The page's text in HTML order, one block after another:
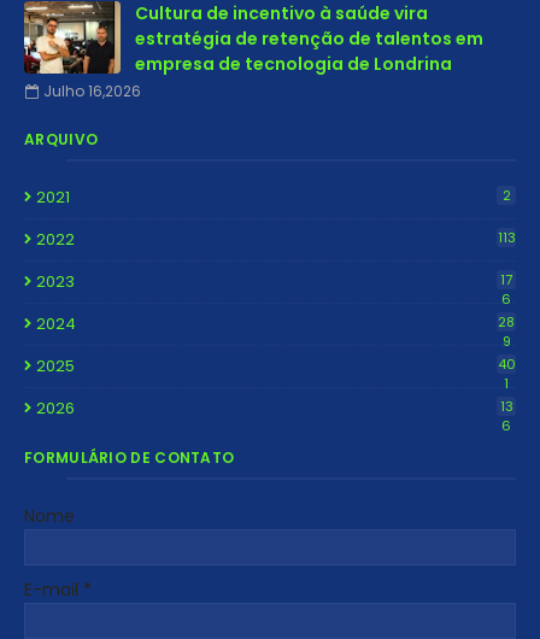
Cultura de incentivo à saúde vira
estratégia de retenção de talentos em
empresa de tecnologia de Londrina
Julho 16,2026
ARQUIVO
2021 2
2022 113
2023
17
6
2024
28
9
2025
40
1
2026
13
6
FORMULÁRIO DE CONTATO
Nome
E-mail *